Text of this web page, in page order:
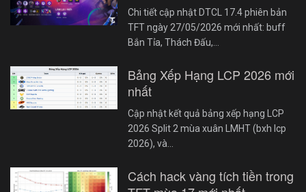
Chi tiết cập nhật DTCL 17.4 phiên bản
TFT ngày 27/05/2026 mới nhất: buff
Bắn Tỉa, Thách Đấu,…
Bảng Xếp Hạng LCP 2026 mới
nhất
Cập nhật kết quả bảng xếp hạng LCP
2026 Split 2 mùa xuân LMHT (bxh lcp
2026), và…
Cách hack vàng tích tiền trong